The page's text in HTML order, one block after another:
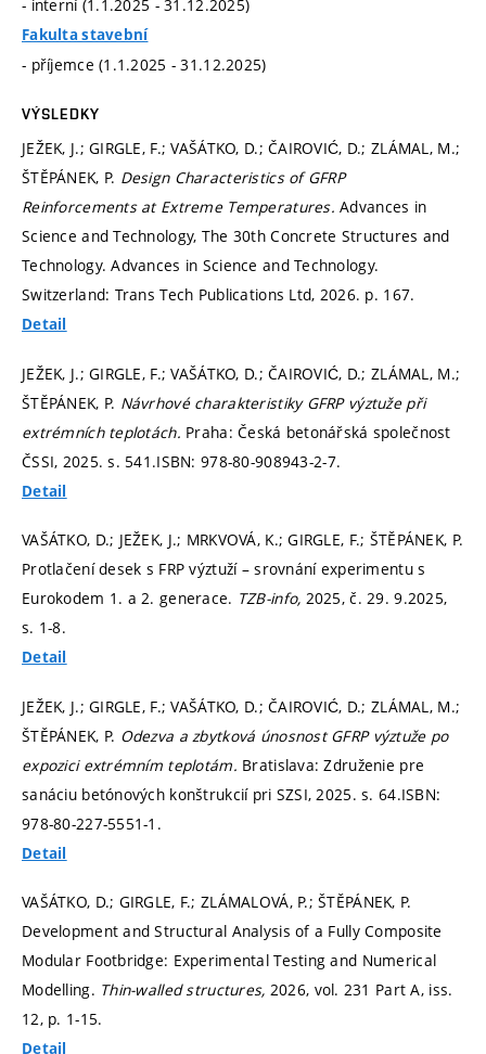
- interní (1.1.2025 - 31.12.2025)
Fakulta stavební
- příjemce (1.1.2025 - 31.12.2025)
VÝSLEDKY
JEŽEK, J.; GIRGLE, F.; VAŠÁTKO, D.; ČAIROVIĆ, D.; ZLÁMAL, M.;
ŠTĚPÁNEK, P. Design Characteristics of GFRP
Reinforcements at Extreme Temperatures.Advances in
Science and Technology, The 30th Concrete Structures and
Technology. Advances in Science and Technology.
Switzerland: Trans Tech Publications Ltd, 2026. p. 167.
Detail
JEŽEK, J.; GIRGLE, F.; VAŠÁTKO, D.; ČAIROVIĆ, D.; ZLÁMAL, M.;
ŠTĚPÁNEK, P. Návrhové charakteristiky GFRP výztuže při
extrémních teplotách. Praha: Česká betonářská společnost
ČSSI, 2025.s. 541.ISBN: 978-80-908943-2-7.
Detail
VAŠÁTKO, D.; JEŽEK, J.; MRKVOVÁ, K.; GIRGLE, F.; ŠTĚPÁNEK, P.
Protlačení desek s FRP výztuží – srovnání experimentu s
Eurokodem 1. a 2. generace. TZB-info, 2025, č. 29. 9.2025,
s. 1-8.
Detail
JEŽEK, J.; GIRGLE, F.; VAŠÁTKO, D.; ČAIROVIĆ, D.; ZLÁMAL, M.;
ŠTĚPÁNEK, P. Odezva a zbytková únosnost GFRP výztuže po
expozici extrémním teplotám. Bratislava: Združenie pre
sanáciu betónových konštrukcií pri SZSI, 2025.s. 64.ISBN:
978-80-227-5551-1.
Detail
VAŠÁTKO, D.; GIRGLE, F.; ZLÁMALOVÁ, P.; ŠTĚPÁNEK, P.
Development and Structural Analysis of a Fully Composite
Modular Footbridge: Experimental Testing and Numerical
Modelling. Thin-walled structures, 2026, vol. 231 Part A, iss.
12, p. 1-15.
Detail